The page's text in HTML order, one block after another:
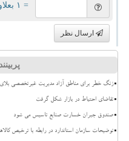
= ۱ بعلاوه ۴
ارسال نظر
زنگ خطر برای مناطق آزاد مدیریت غیرتخصصی
تقاضای احتیاط در بازار شکل گرفت
صندوق جبران خسارت صنایع تاسیس می شود
توضیحات سازمان استاندارد در رابطه با ترخیص